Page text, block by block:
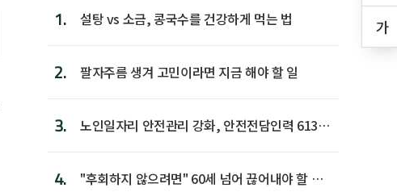
가
1. 설탕 vs 소금, 콩국수를 건강하게 먹는 법
2. 팔자주름 생겨 고민이라면 지금 해야 할 일
3.
노인일자리 안전관리 강화, 안전전담인력 613명
4.
"후회하지 않으려면" 60세 넘어 끊어내야 할 사